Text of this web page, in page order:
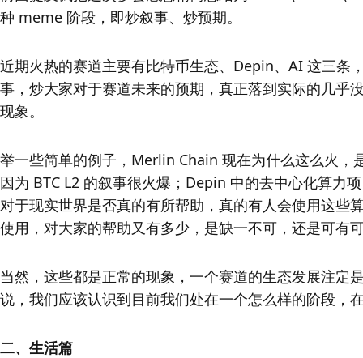
种 meme 阶段，即炒叙事、炒预期。
近期火热的赛道主要有比特币生态、Depin、AI 这三条
事，炒大家对于赛道未来的预期，真正落到实际的几乎
现象。
举一些简单的例子，Merlin Chain 现在为什么这么火
因为 BTC L2 的叙事很火爆；Depin 中的去中心化算力
对于现实世界是否真的有所帮助，真的有人会使用这些
使用，对大家的帮助又有多少，是缺一不可，还是可有
当然，这些都是正常的现象，一个赛道的生态发展注定
说，我们应该认识到目前我们处在一个怎么样的阶段，
二、生活篇